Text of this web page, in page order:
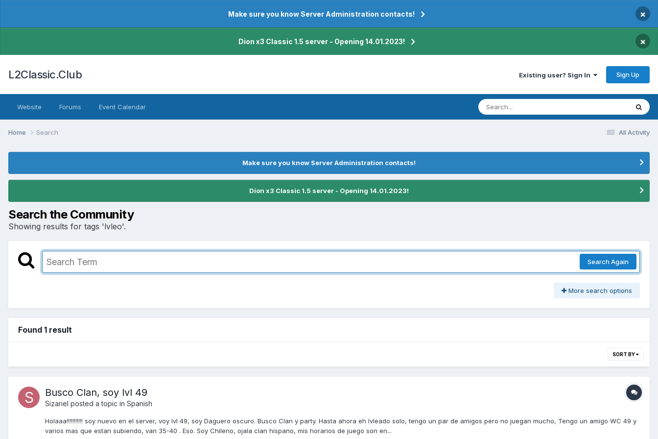
Make sure you know Server Administration contacts! ×
Dion x3 Classic 1.5 server - Opening 14.01.2023! ×
L2Classic.Club Existing user? Sign In Sign Up
Website Forums Event Calendar
All Activity
Home Search
Make sure you know Server Administration contacts!
Dion x3 Classic 1.5 server - Opening 14.01.2023!
Search the Community
Showing results for tags 'lvleo'.
Search Again
More search options
Found 1 result
SORT BY
Busco Clan, soy lvl 49
Sizariel posted a topic in Spanish
Holaaa!!!!!!!!!!! soy nuevo en el server, voy lvl 49, soy Daguero oscuro. Busco Clan y party. Hasta ahora eh lvleado solo, tengo un par de amigos pero no juegan mucho, Tengo un amigo WC 49 y
varios mas que estan subiendo, van 35-40 . Eso. Soy Chileno, ojala clan hispano, mis horarios de juego son en...